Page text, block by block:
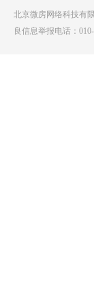
北京微房网络科技有
良信息举报电话：